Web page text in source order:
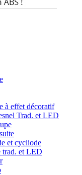
à effet décoratif
Trad. et LED
et cycliode
trad. et LED